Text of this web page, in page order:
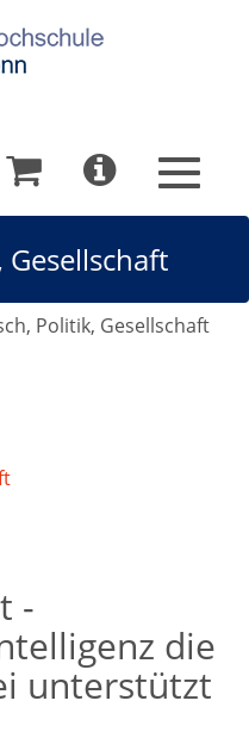
Politik, Gesellschaft
-
die
unterstützt